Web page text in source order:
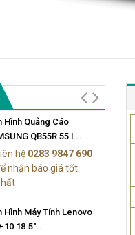
Hình Quảng Cáo
QB55R 55 I...
Liên hệ 0283 9847 690
nhận báo giá tốt
Hình Máy Tính Lenovo
10 18.5"...